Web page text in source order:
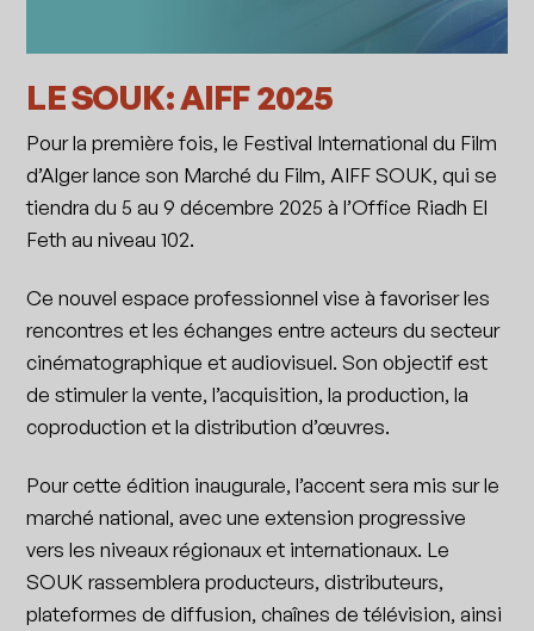
LE SOUK: AIFF 2025
Pour la première fois, le Festival International du Film
d’Alger lance son Marché du Film, AIFF SOUK, qui se
tiendra du 5 au 9 décembre 2025 à l’Office Riadh El
Feth au niveau 102.
Ce nouvel espace professionnel vise à favoriser les
rencontres et les échanges entre acteurs du secteur
cinématographique et audiovisuel. Son objectif est
de stimuler la vente, l’acquisition, la production, la
coproduction et la distribution d’œuvres.
Pour cette édition inaugurale, l’accent sera mis sur le
marché national, avec une extension progressive
vers les niveaux régionaux et internationaux. Le
SOUK rassemblera producteurs, distributeurs,
plateformes de diffusion, chaînes de télévision, ainsi